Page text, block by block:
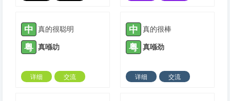
中 真的很聪明
粤 真喺叻
详细
交流
中 真的很棒
粤 真喺劲
详细
交流